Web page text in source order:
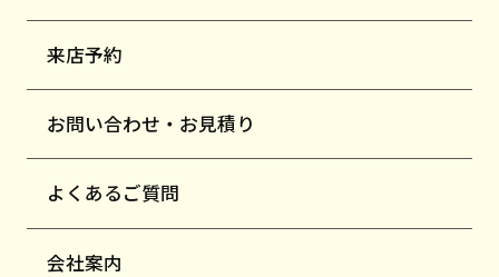
来店予約
お問い合わせ・お見積り
よくあるご質問
会社案内